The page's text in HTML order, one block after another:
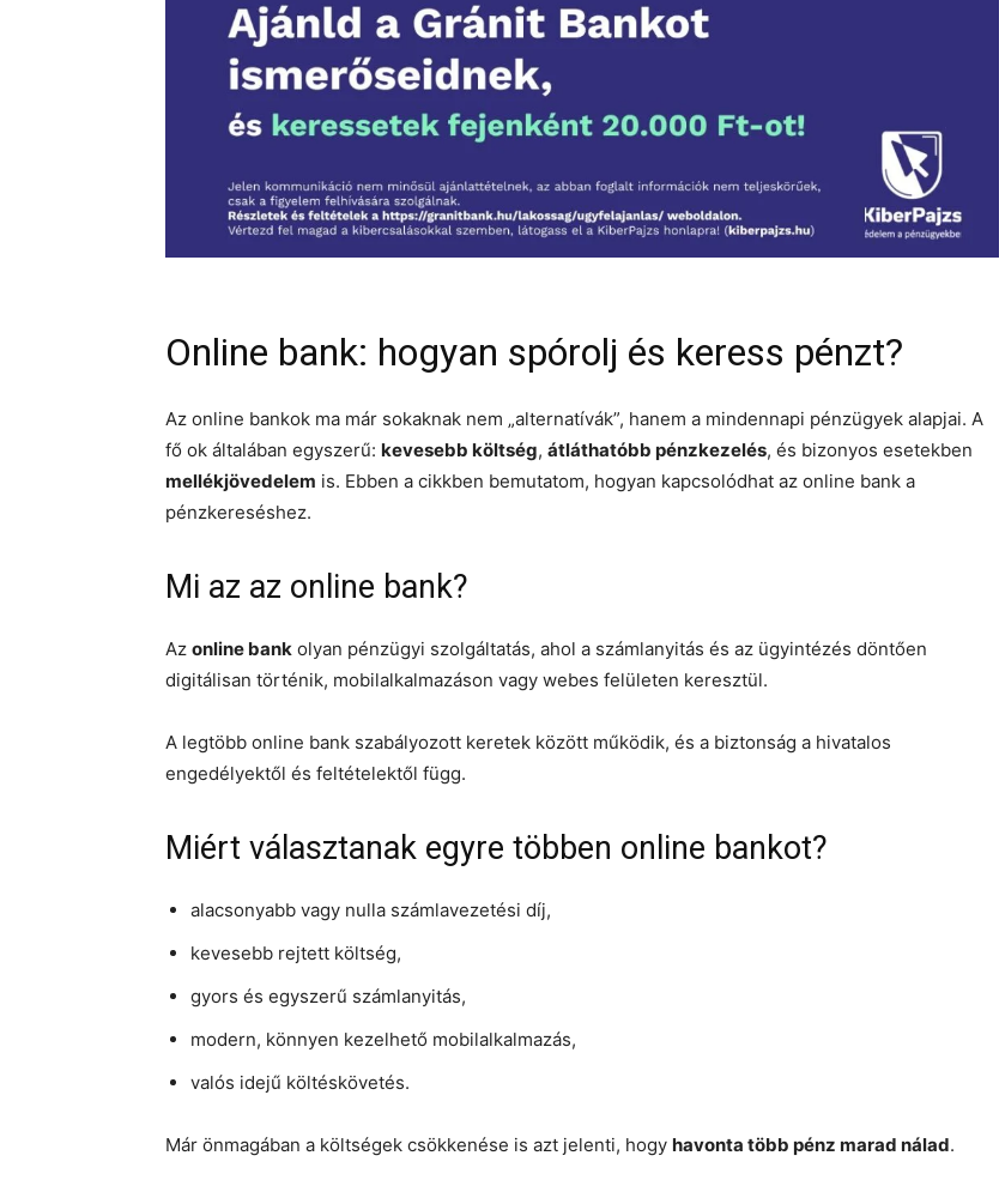
Online bank: hogyan spórolj és keress pénzt?
Az online bankok ma már sokaknak nem „alternatívák”, hanem a mindennapi pénzügyek alapjai. A
fő ok általában egyszerű: kevesebb költség, átláthatóbb pénzkezelés, és bizonyos esetekben
mellékjövedelem is. Ebben a cikkben bemutatom, hogyan kapcsolódhat az online bank a
pénzkereséshez.
Mi az az online bank?
Az online bank olyan pénzügyi szolgáltatás, ahol a számlanyitás és az ügyintézés döntően
digitálisan történik, mobilalkalmazáson vagy webes felületen keresztül.
A legtöbb online bank szabályozott keretek között működik, és a biztonság a hivatalos
engedélyektől és feltételektől függ.
Miért választanak egyre többen online bankot?
alacsonyabb vagy nulla számlavezetési díj,
kevesebb rejtett költség,
gyors és egyszerű számlanyitás,
modern, könnyen kezelhető mobilalkalmazás,
valós idejű költéskövetés.
Már önmagában a költségek csökkenése is azt jelenti, hogy havonta több pénz marad nálad.